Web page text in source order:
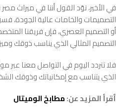
في الأخير، نوّد القول أننا في ميراث
التصميمات والخامات عالية الجودة،
أو التصميم العصري، فإن فريقنا
التصميم المثالي الذي يناسب ذوقك
فلا تتردد اليوم في التواصل معنا عبر
الذي يتناسب مع إمكانياتك وذوقك
أقرأ المزيد عن:مطابخ الوميتال